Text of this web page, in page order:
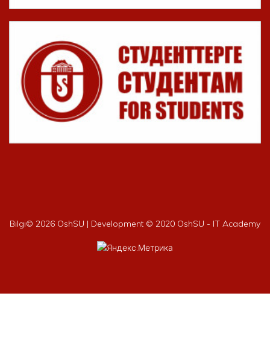
Bilgi© 2026 OshSU | Development © 2020 OshSU - IT Academy